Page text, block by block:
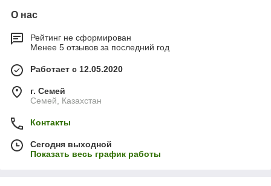
О нас
Рейтинг не сформирован
Менее 5 отзывов за последний год
Работает с 12.05.2020
г. Семей
Семей, Казахстан
Контакты
Сегодня выходной
Показать весь график работы